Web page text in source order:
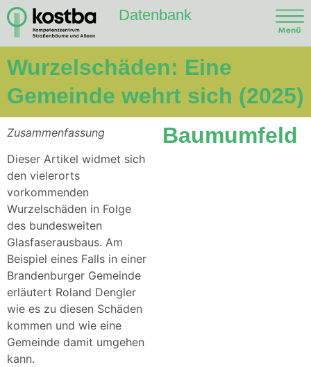
Datenbank
Wurzelschäden: Eine
Gemeinde wehrt sich (2025)
Zusammenfassung
Dieser Artikel widmet sich
den vielerorts
vorkommenden
Wurzelschäden in Folge
des bundesweiten
Glasfaserausbaus. Am
Beispiel eines Falls in einer
Brandenburger Gemeinde
erläutert Roland Dengler
wie es zu diesen Schäden
kommen und wie eine
Gemeinde damit umgehen
kann.
Baumumfeld